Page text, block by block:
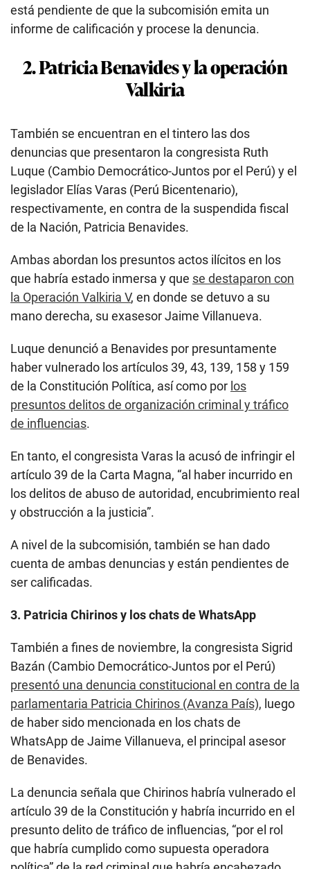
está pendiente de que la subcomisión emita un
informe de calificación y procese la denuncia.
2. Patricia Benavides y la operación
Valkiria
También se encuentran en el tintero las dos
denuncias que presentaron la congresista Ruth
Luque (Cambio Democrático-Juntos por el Perú) y el
legislador Elías Varas (Perú Bicentenario),
respectivamente, en contra de la suspendida fiscal
de la Nación, Patricia Benavides.
Ambas abordan los presuntos actos ilícitos en los
que habría estado inmersa y que se destaparon con
la Operación Valkiria V, en donde se detuvo a su
mano derecha, su exasesor Jaime Villanueva.
Luque denunció a Benavides por presuntamente
haber vulnerado los artículos 39, 43, 139, 158 y 159
de la Constitución Política, así como por los
presuntos delitos de organización criminal y tráfico
de influencias.
En tanto, el congresista Varas la acusó de infringir el
artículo 39 de la Carta Magna, “al haber incurrido en
los delitos de abuso de autoridad, encubrimiento real
y obstrucción a la justicia”.
A nivel de la subcomisión, también se han dado
cuenta de ambas denuncias y están pendientes de
ser calificadas.
3. Patricia Chirinos y los chats de WhatsApp
También a fines de noviembre, la congresista Sigrid
Bazán (Cambio Democrático-Juntos por el Perú)
presentó una denuncia constitucional en contra de la
parlamentaria Patricia Chirinos (Avanza País), luego
de haber sido mencionada en los chats de
WhatsApp de Jaime Villanueva, el principal asesor
de Benavides.
La denuncia señala que Chirinos habría vulnerado el
artículo 39 de la Constitución y habría incurrido en el
presunto delito de tráfico de influencias, “por el rol
que habría cumplido como supuesta operadora